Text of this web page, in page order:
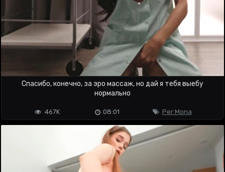
Спасибо, конечно, за эро массаж, но дай я тебя выебу
нормально
Per Mona
08:01
467K